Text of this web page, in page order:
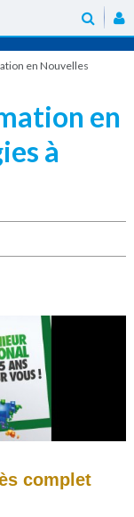
en Nouvelles
en
à
complet